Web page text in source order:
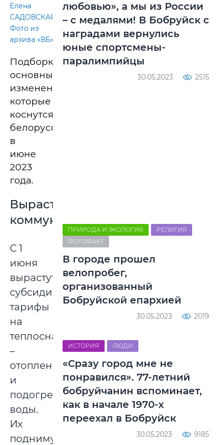
Елена
САДОВСКАЯ.
Фото из
архива «ВБ»
Подборка
основных
изменений,
которые
коснутся
белорусов
в
июне
2023
года.
Вырастет
коммуналка
С 1
июня
вырастут
субсидируемые
тарифы
на
теплоснабжение
–
отопление
и
подогрев
воды.
Их
поднимут
любовью», а мы из России
– с медалями! В Бобруйск с
наградами вернулись
юные спортсмены-
паралимпийцы
30.05.2023 2515
ПРИРОДА И ЭКОЛОГИЯ
РЕЛИГИЯ
ФОТОФАКТ
В городе прошел
велопробег,
организованный
Бобруйской епархией
30.05.2023 2019
ИСТОРИЯ ЛЮДИ
«Сразу город мне не
понравился». 77-летний
бобруйчанин вспоминает,
как в начале 1970-х
переехал в Бобруйск
30.05.2023 9185